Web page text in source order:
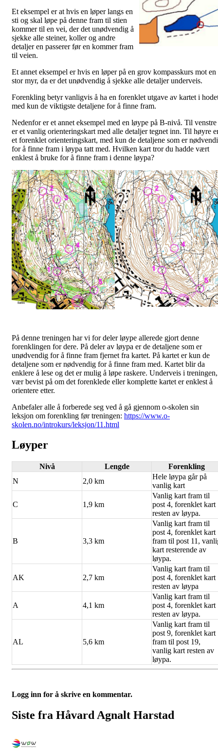
Et eksempel er at hvis en løper langs en
sti og skal løpe på denne fram til stien
kommer til en vei, der det unødvendig å
sjekke alle steiner, koller og andre
detaljer en passerer før en kommer fram
til veien.
Et annet eksempel er hvis en løper på en grov kompasskurs mot en
stor myr, da er det unødvendig å sjekke alle detaljer underveis.
Forenkling betyr vanligvis å ha en forenklet utgave av kartet i
med kun de viktigste detaljene for å finne fram.
Nedenfor er et annet eksempel med en løype på B-nivå. Til venstre
er et vanlig orienteringskart med alle detaljer tegnet inn. Til høyre
et forenklet orienteringskart, med kun de detaljene som er
for å finne fram i løypa tatt med. Hvilken kart tror du hadde vært
enklest å bruke for å finne fram i denne løypa?
På denne treningen har vi for deler løype allerede gjort denne
forenklingen for dere. På deler av løypa er de detaljene som er
unødvendig for å finne fram fjernet fra kartet. På kartet er kun de
detaljene som er nødvendig for å finne fram med. Kartet blir da
enklere å lese og det er mulig å løpe raskere. Underveis i treningen,
vær bevist på om det forenklede eller komplette kartet er enklest å
orientere etter.
Anbefaler alle å forberede seg ved å gå gjennom o-skolen sin
leksjon om forenkling før treningen: https://www.o-
skolen.no/introkurs/leksjon/11.html
Løyper
Nivå Lengde
Forenkling
N
2,0 km
Hele løypa går på
vanlig kart
C 1,9 km
Vanlig kart fram til
post 4, forenklet kart
resten av løypa.
B 3,3 km
Vanlig kart fram til
post 4, forenklet kart
fram til post 11,
kart resterende av
løypa.
AK 2,7 km
Vanlig kart fram til
post 4, forenklet kart
resten av løypa
A 4,1 km
Vanlig kart fram til
post 4, forenklet kart
resten av løypa.
AL 5,6 km
Vanlig kart fram til
post 9, forenklet kart
fram til post 19,
vanlig kart resten av
løypa.
Logg inn for å skrive en kommentar.
Siste fra Håvard Agnalt Harstad